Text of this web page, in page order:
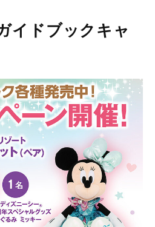
イドブックキャ